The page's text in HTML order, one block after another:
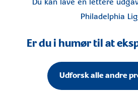
Du kan lave en lettere
Philadelphia
Er du i humør til at
Udforsk alle andre